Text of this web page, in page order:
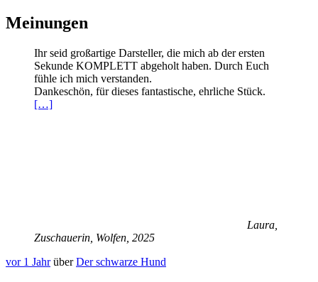
Meinungen
Ihr seid großartige Darsteller, die mich ab der ersten
Sekunde KOMPLETT abgeholt haben. Durch Euch
fühle ich mich verstanden.
Dankeschön, für dieses fantastische, ehrliche Stück.
[…]
Laura,
Zuschauerin, Wolfen, 2025
vor 1 JahrüberDer schwarze Hund